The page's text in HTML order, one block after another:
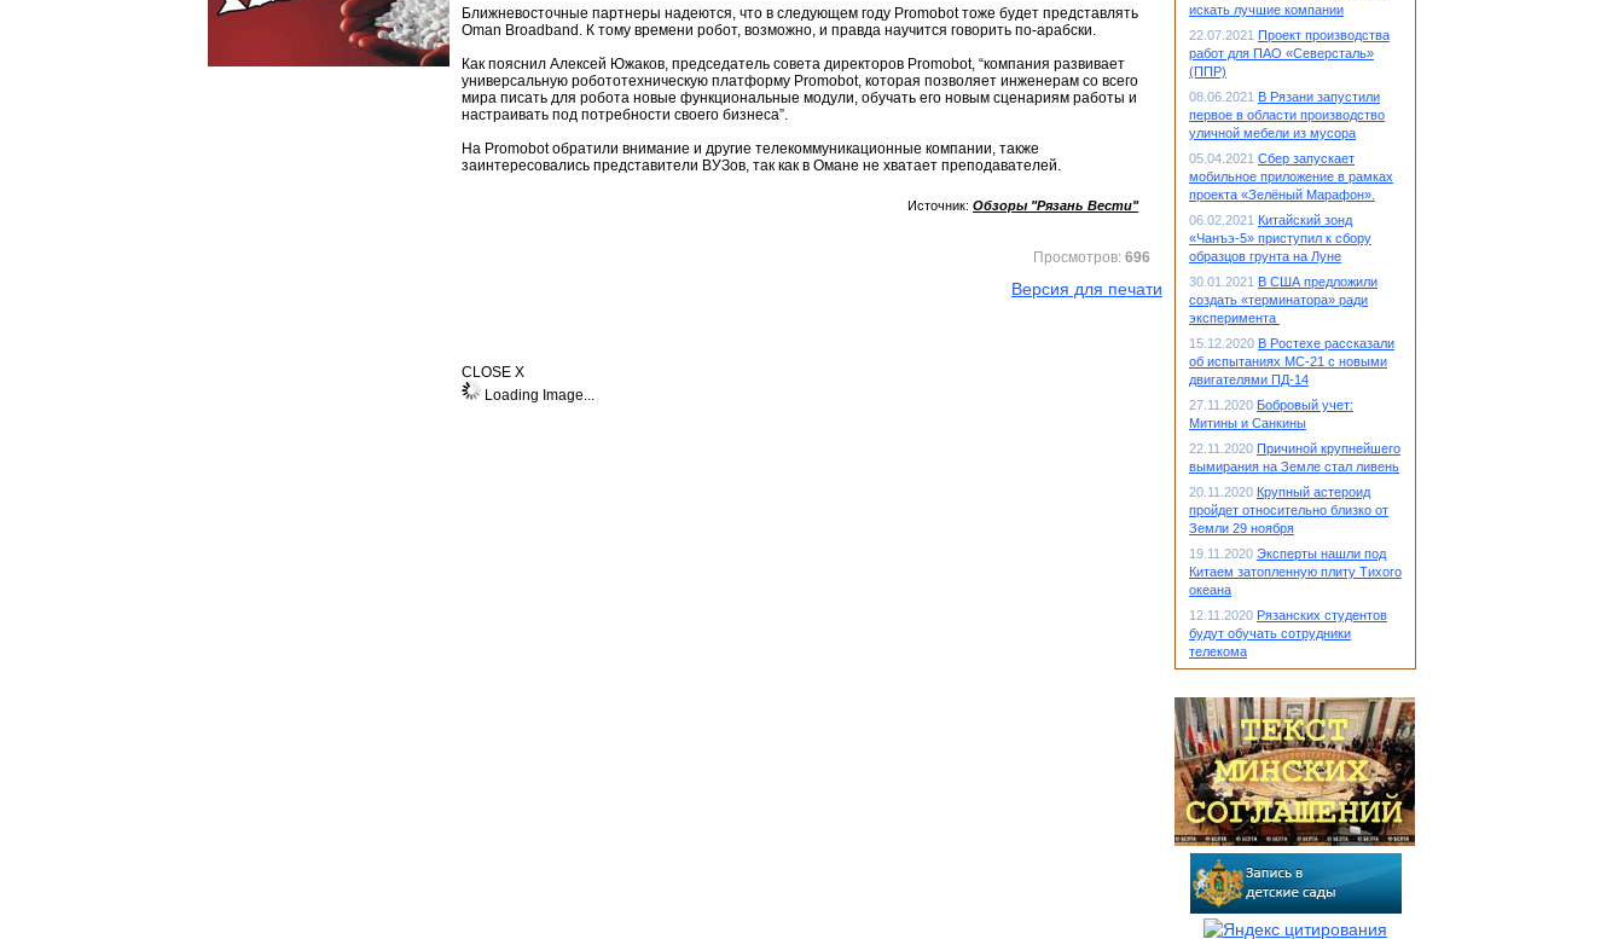
Ближневосточные партнеры надеются, что в следующем году Promobot тоже будет представлять
Oman Broadband. К тому времени робот, возможно, и правда научится говорить по-арабски.
Как пояснил Алексей Южаков, председатель совета директоров Promobot, “компания развивает
универсальную робототехническую платформу Promobot, которая позволяет инженерам со всего
мира писать для робота новые функциональные модули, обучать его новым сценариям работы и
настраивать под потребности своего бизнеса”.
На Promobot обратили внимание и другие телекоммуникационные компании, также
заинтересовались представители ВУЗов, так как в Омане не хватает преподавателей.
Источник: Обзоры "Рязань Вести"
Просмотров: 696
Версия для печати
CLOSE X
Loading Image...
искать лучшие компании
22.07.2021 Проект производства
работ для ПАО «Северсталь»
(ППР)
08.06.2021 В Рязани запустили
первое в области производство
уличной мебели из мусора
05.04.2021 Сбер запускает
мобильное приложение в рамках
проекта «Зелёный Марафон».
06.02.2021 Китайский зонд
«Чанъэ-5» приступил к сбору
образцов грунта на Луне
30.01.2021 В США предложили
создать «терминатора» ради
эксперимента
15.12.2020 В Ростехе рассказали
об испытаниях МС-21 с новыми
двигателями ПД-14
27.11.2020 Бобровый учет:
Митины и Санкины
22.11.2020 Причиной крупнейшего
вымирания на Земле стал ливень
20.11.2020 Крупный астероид
пройдет относительно близко от
Земли 29 ноября
19.11.2020 Эксперты нашли под
Китаем затопленную плиту Тихого
океана
12.11.2020 Рязанских студентов
будут обучать сотрудники
телекома